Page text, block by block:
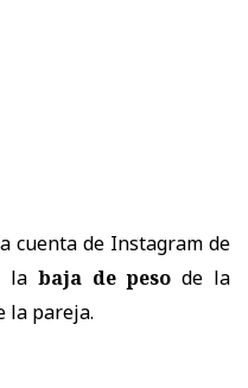
cuenta de Instagram de
la baja de peso de la
la pareja.